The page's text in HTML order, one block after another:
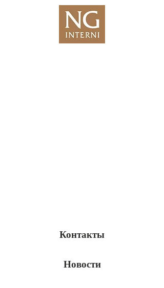
Контакты
Новости